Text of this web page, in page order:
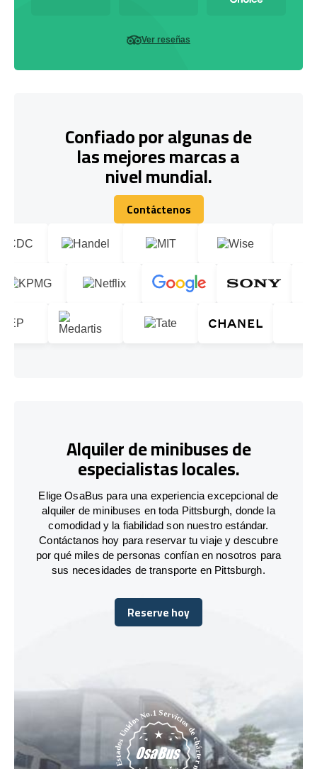
Ver reseñas
Confiado por algunas de
las mejores marcas a
nivel mundial.
Contáctenos
Contáctenos
Alquiler de minibuses de
especialistas locales.
Elige OsaBus para una experiencia excepcional de
alquiler de minibuses en toda Pittsburgh, donde la
comodidad y la fiabilidad son nuestro estándar.
Contáctanos hoy para reservar tu viaje y descubre
por qué miles de personas confían en nosotros para
sus necesidades de transporte en Pittsburgh.
Reserve hoy
Reserve hoy